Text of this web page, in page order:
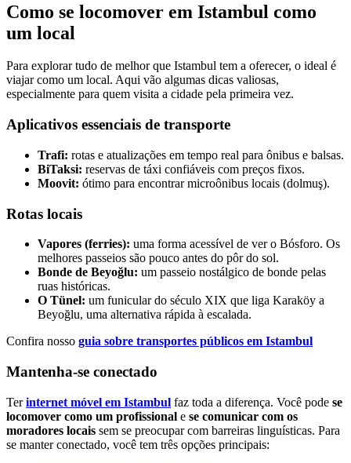
Como se locomover em Istambul como
um local
Para explorar tudo de melhor que Istambul tem a oferecer, o ideal é
viajar como um local. Aqui vão algumas dicas valiosas,
especialmente para quem visita a cidade pela primeira vez.
Aplicativos essenciais de transporte
Trafi: rotas e atualizações em tempo real para ônibus e balsas.
BiTaksi: reservas de táxi confiáveis ​​com preços fixos.
Moovit: ótimo para encontrar microônibus locais (dolmuş).
Rotas locais
Vapores (ferries): uma forma acessível de ver o Bósforo. Os
melhores passeios são pouco antes do pôr do sol.
Bonde de Beyoğlu: um passeio nostálgico de bonde pelas
ruas históricas.
O Tünel: um funicular do século XIX que liga Karaköy a
Beyoğlu, uma alternativa rápida à escalada.
Confira nosso guia sobre transportes públicos em Istambul
Mantenha-se conectado
Terinternet móvel em Istambul faz toda a diferença. Você pode se
locomover como um profissional e se comunicar com os
moradores locais sem se preocupar com barreiras linguísticas. Para
se manter conectado, você tem três opções principais: